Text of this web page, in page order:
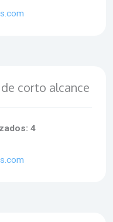
corto alcance
4